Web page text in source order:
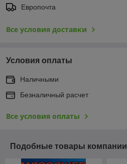
Европочта
Все условия доставки
Условия оплаты
Наличными
Безналичный расчет
Все условия оплаты
Подобные товары компании